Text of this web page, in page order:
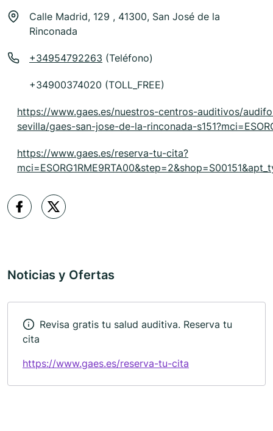
Calle Madrid, 129 , 41300, San José de la
Rinconada
+34954792263 (Teléfono)
+34900374020 (TOLL_FREE)
https://www.gaes.es/nuestros-centros-auditivos/
sevilla/gaes-san-jose-de-la-rinconada-
https://www.gaes.es/reserva-tu-cita?
Noticias y Ofertas
Revisa gratis tu salud auditiva. Reserva tu
cita
https://www.gaes.es/reserva-tu-cita